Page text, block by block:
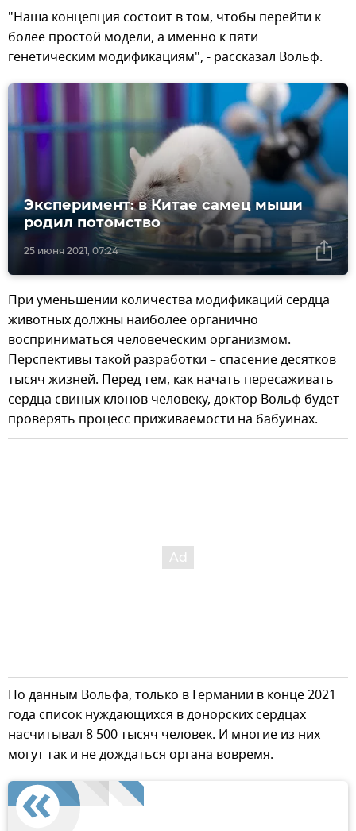
"Наша концепция состоит в том, чтобы перейти к
более простой модели, а именно к пяти
генетическим модификациям", - рассказал Вольф.
25 июня 2021, 07:24
Эксперимент: в Китае самец мыши
родил потомство
При уменьшении количества модификаций сердца
животных должны наиболее органично
восприниматься человеческим организмом.
Перспективы такой разработки – спасение десятков
тысяч жизней. Перед тем, как начать пересаживать
сердца свиных клонов человеку, доктор Вольф будет
проверять процесс приживаемости на бабуинах.
По данным Вольфа, только в Германии в конце 2021
года список нуждающихся в донорских сердцах
насчитывал 8 500 тысяч человек. И многие из них
могут так и не дождаться органа вовремя.